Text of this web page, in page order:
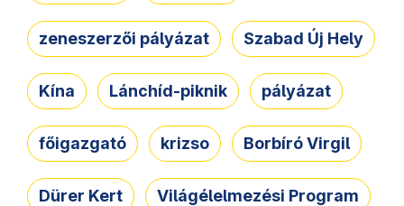
zeneszerzői pályázat Szabad Új Hely
Kína Lánchíd-piknik pályázat
főigazgató krizso Borbíró Virgil
Dürer Kert Világélelmezési Program